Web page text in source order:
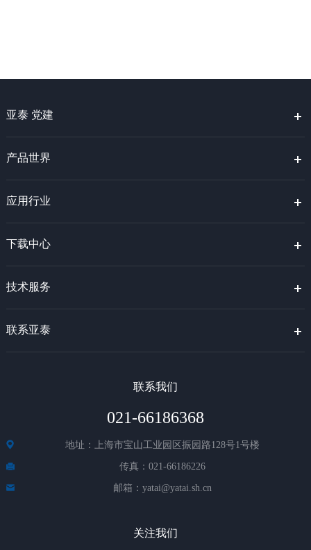
亚泰 党建
产品世界
应用行业
下载中心
技术服务
联系亚泰
联系我们
021-66186368
地址：上海市宝山工业园区振园路128号1号楼
传真：021-66186226
邮箱：yatai@yatai.sh.cn
关注我们